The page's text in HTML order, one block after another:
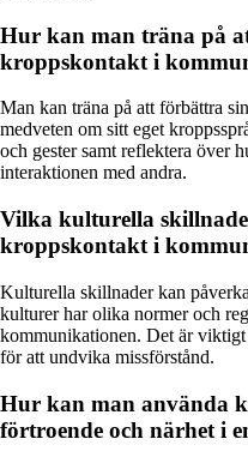
Hur kan man träna på
kroppskontakt i
Man kan träna på att förbättra
medveten om sitt eget
och gester samt reflektera över
interaktionen med andra.
Vilka kulturella
kroppskontakt i
Kulturella skillnader kan
kulturer har olika normer och
kommunikationen. Det är viktigt
för att undvika missförstånd.
Hur kan man använda
förtroende och närhet i